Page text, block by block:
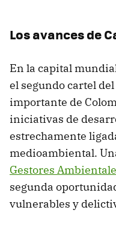
Los avances de
En la capital
el segundo cartel
importante de
iniciativas de
estrechamente
medioambiental.
Gestores
segunda
vulnerables y